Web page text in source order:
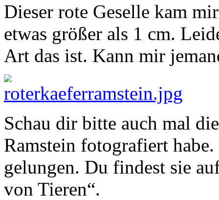
Dieser rote Geselle kam
etwas größer als 1 cm.
Art das ist. Kann mir
Schau dir bitte auch mal
Ramstein fotografiert
gelungen. Du findest sie
von Tieren“.